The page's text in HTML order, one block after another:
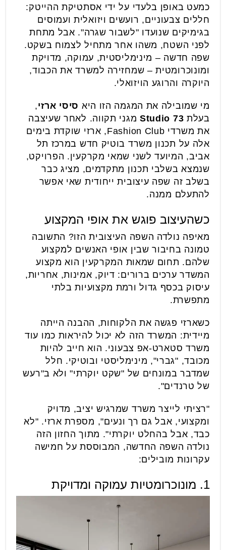
כמעט באופן בלעדי על ידי אסתטיקת ההייטק:
חללים צבעוניים, רועשים ויזואלית ועמוסים
בגימיקים שנועדו "לשבור שגרה". אבל מתחת
לפני השטח, משהו אחר מתחיל לצמוח בשקט.
שפה חדשה – מינימליסטית, עמוקה, מדויקת
ומונוכרומטית – שמחזירה למשרד את הכבוד,
היוקרה והרוגע הויזואלי.
מי שמובילה את המגמה הזו היא סיסי ארזי,
בעלת Studio 73 מגני תקווה. לאחר שעיצבה
את משרדי Fashion Club, ארזי שוקדת בימים
אלה על תכנון משרד בוטיק חדש במרכז תל
אביב, המיועד לשני שמאי מקרקעין. הפרויקט,
שנמצא בשלבי תכנון מתקדמים, מציג כבר
בשלב זה שפה עיצובית ייחודית שאי אפשר
להתעלם ממנה.
כשהעיצוב פוגש את אופי המקצוע
מאיפה נולדה השפה העיצובית הזו? התשובה
טמונה בחיבור שבין אופי האנשים למקצוע
שלהם. תחום שמאות המקרקעין הוא מקצוע
המשדר ערכים ברורים: דיוק, אמינות, אחריות,
עיסוק בכסף גדול ורמת מקצועיות בלתי
מתפשרת.
כשארזי פגשה את הלקוחות, ההבנה הייתה
מיידית: המשרד הזה לא יכול להיראות כמו עוד
משרד סטארט-אפ צבעוני. הוא חייב להיות
מכובד, "גברי", מינימליסטי ובוטיקי. חלל
שמדבר במונחים של "שקט יוקרתי" ולא ב"רעש
של טרנדים".
"רציתי לייצר משרד שמרגיש יציב, מדויק
ומקצועי, אבל גם רך ונעים", מספרת ארזי. "לא
כבד, אבל בהחלט יוקרתי". מתוך החזון הזה
נולדה השפה החדשה, המבוססת על חמישה
עקרונות מובילים:
1. מונוכרומטיות עמוקה ומדויקת